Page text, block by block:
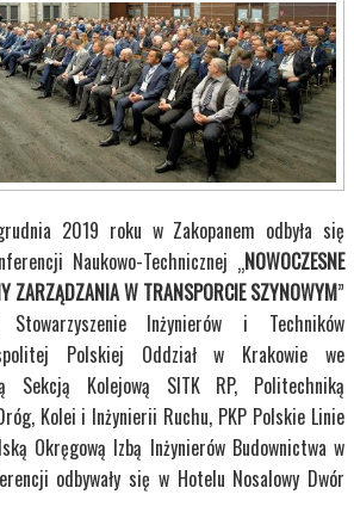
2019 roku w Zakopanem odbyła się
Naukowo-Technicznej „NOWOCZESNE
ZARZĄDZANIA W TRANSPORCIE SZYNOWYM”
Stowarzyszenie Inżynierów i Techników
Polskiej Oddział w Krakowie we
Sekcją Kolejową SITK RP, Politechniką
Kolei i Inżynierii Ruchu, PKP Polskie Linie
Okręgową Izbą Inżynierów Budownictwa w
odbywały się w Hotelu Nosalowy Dwór